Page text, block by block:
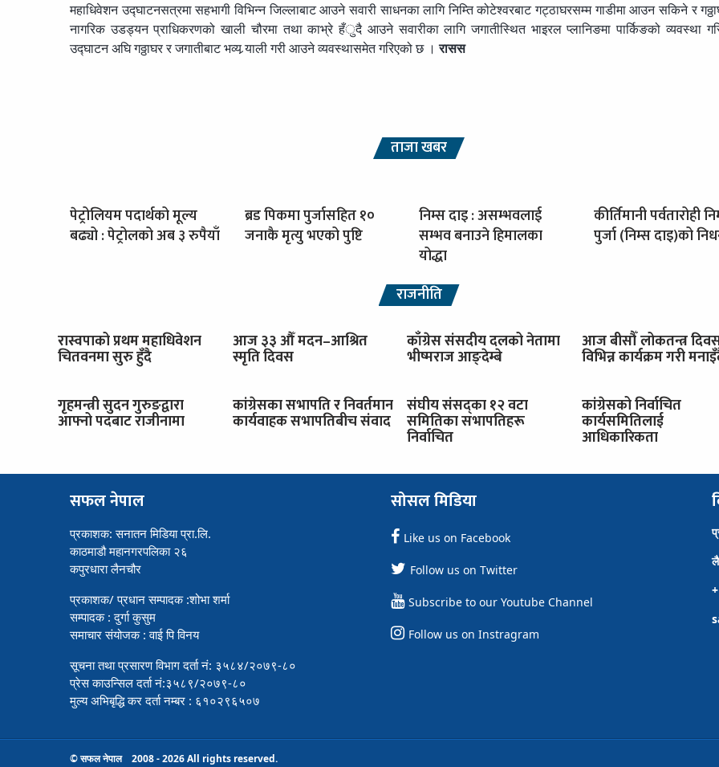
महाधिवेशन उद्घाटनसत्रमा सहभागी विभिन्न जिल्लाबाट आउने सवारी साधनका लागि निम्ति कोटेश्वरबाट गट्ठाघरसम्म गाडीमा आउन सकिने र
नागरिक उडड्यन प्राधिकरणको खाली चौरमा तथा काभ्रे हँुदै आउने सवारीका लागि जगातीस्थित भाइरल प्लानिङमा पार्किङको व्यवस्था
उद्घाटन अघि गठ्ठाघर र जगातीबाट भव्य र्‍याली गरी आउने व्यवस्थासमेत गरिएको छ ।रासस
ताजा खबर
पेट्रोलियम पदार्थको मूल्य
बढ्यो : पेट्रोलको अब ३ रुपैयाँ
ब्रड पिकमा पुर्जासहित १०
जनाकै मृत्यु भएको पुष्टि
निम्स दाइ : असम्भवलाई
सम्भव बनाउने हिमालका
योद्धा
कीर्तिमानी पर्वतारोही
पुर्जा (निम्स दाइ)को
राजनीति
रास्वपाको प्रथम महाधिवेशन
चितवनमा सुरु हुँदै
आज ३३ औँ मदन–आश्रित
स्मृति दिवस
काँग्रेस संसदीय दलको नेतामा
भीष्मराज आङ्देम्बे
आज बीसौँ लोकतन्त्र
विभिन्न कार्यक्रम गरी
गृहमन्त्री सुदन गुरुङद्वारा
आफ्नो पदबाट राजीनामा
कांग्रेसका सभापति र निवर्तमान
कार्यवाहक सभापतिबीच संवाद
संघीय संसद्का १२ वटा
समितिका सभापतिहरू
निर्वाचित
कांग्रेसको निर्वाचित
कार्यसमितिलाई
आधिकारिकता
सफल नेपाल
प्रकाशक: सनातन मिडिया प्रा.लि.
काठमाडौ महानगरपलिका २६
कपुरधारा लैनचौर
प्रकाशक/ प्रधान सम्पादक :शोभा शर्मा
सम्पादक : दुर्गा कुसुम
समाचार संयोजक : वाई पि विनय
सूचना तथा प्रसारण विभाग दर्ता नं: ३५८४/२०७९-८०
प्रेस काउन्सिल दर्ता नं:३५८९/२०७९-८०
मुल्य अभिबृद्धि कर दर्ता नम्बर : ६१०२९६५०७
सोसल मिडिया
Like us on Facebook
Follow us on Twitter
Subscribe to our Youtube Channel
Follow us on Instragram
© सफल नेपाल 2008 - 2026 All rights reserved.